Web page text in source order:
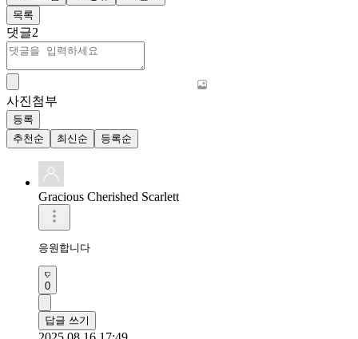
목록
댓글2
사진첨부
등록
추천순
최신순 등록순
Gracious Cherished Scarlett
응원합니다
0
답글 쓰기